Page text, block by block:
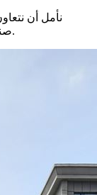
نأمل أن
صناعة الطاقة في البلاد والعمل معًا لتحقيق النجاح.